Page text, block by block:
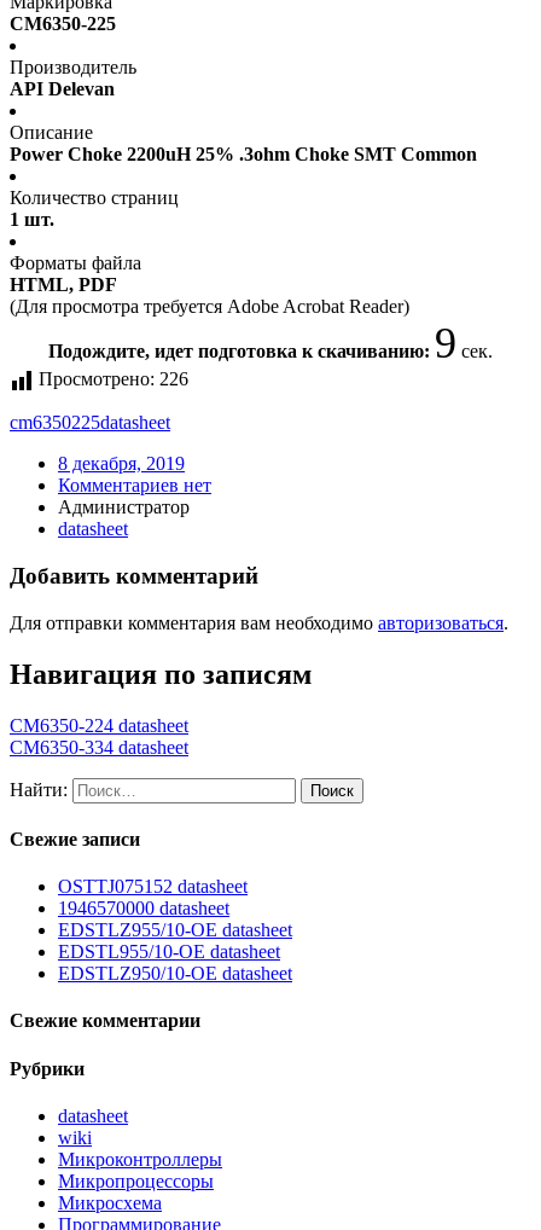
CM6350-225
Производитель
API Delevan
Описание
Power Choke 2200uH 25% .3ohm Choke SMT Common
Количество страниц
1 шт.
Форматы файла
HTML, PDF
(Для просмотра требуется Adobe Acrobat Reader)
Подождите, идет подготовка к скачиванию: 9 сек.
Просмотрено: 226
cm6350225datasheet
8 декабря, 2019
Комментариев нет
Администратор
datasheet
Добавить комментарий
Для отправки комментария вам необходимо авторизоваться.
Навигация по записям
CM6350-224 datasheet
CM6350-334 datasheet
Найти:
Свежие записи
OSTTJ075152 datasheet
1946570000 datasheet
EDSTLZ955/10-OE datasheet
EDSTL955/10-OE datasheet
EDSTLZ950/10-OE datasheet
Свежие комментарии
Рубрики
datasheet
wiki
Микроконтроллеры
Микропроцессоры
Микросхема
Программирование